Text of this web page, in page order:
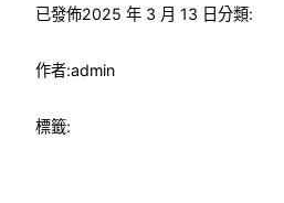
已發佈2025 年 3 月 13 日分類:
作者:admin
標籤: